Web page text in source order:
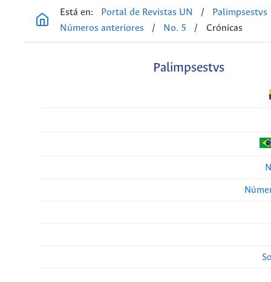
Está en: Portal de Revistas UN /
Palimpsestvs
Números anteriores
/ No. 5 / Crónicas
Palimpsestvs